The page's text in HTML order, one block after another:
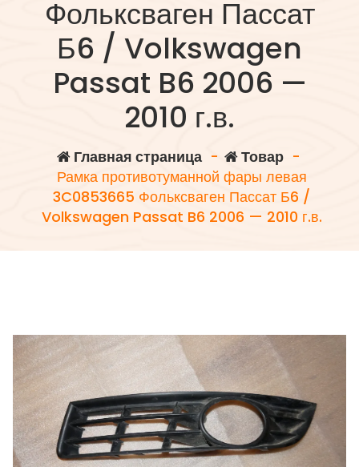
Фольксваген Пассат
Б6 / Volkswagen
Passat B6 2006 —
2010 г.в.
Главная страница- Товар-
Рамка противотуманной фары левая
3C0853665 Фольксваген Пассат Б6 /
Volkswagen Passat B6 2006 — 2010 г.в.